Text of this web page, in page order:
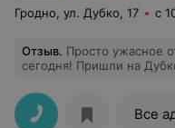
Гродно, ул. Дубко, 17 с
Отзыв. Просто ужасное
сегодня! Пришли на
пять минут до приема,
записан другой
было оговорено что
Все